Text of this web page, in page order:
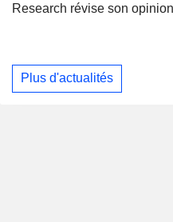
Research révise son
Plus d'actualités